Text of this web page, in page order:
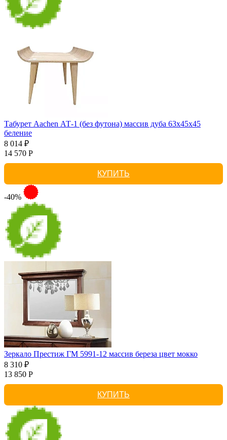
Табурет Aachen АТ-1 (без футона) массив дуба 63х45х45
беление
8 014 ₽
14 570 Р
КУПИТЬ
-40%
Зеркало Престиж ГМ 5991-12 массив береза цвет мокко
8 310 ₽
13 850 Р
КУПИТЬ